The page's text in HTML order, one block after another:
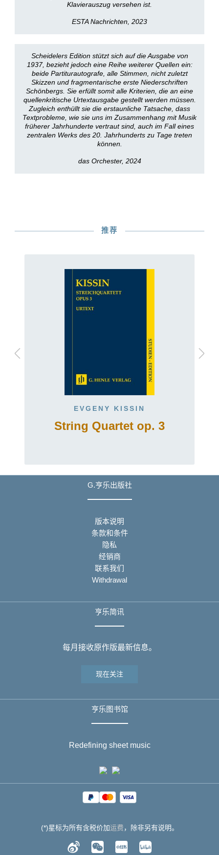
Klavierauszug versehen ist.
ESTA Nachrichten, 2023
Scheidelers Edition stützt sich auf die Ausgabe von
1937, bezieht jedoch eine Reihe weiterer Quellen ein:
beide Partiturautografe, alle Stimmen, nicht zuletzt
Skizzen und fragmentarische erste Niederschriften
Schönbergs. Sie erfüllt somit alle Kriterien, die an eine
quellenkritische Urtextausgabe gestellt werden müssen.
Zugleich enthüllt sie die erstaunliche Tatsache, dass
Textprobleme, wie sie uns im Zusammenhang mit Musik
früherer Jahrhunderte vertraut sind, auch im Fall eines
zentralen Werks des 20. Jahrhunderts zu Tage treten
können.
das Orchester, 2024
推荐
EVGENY KISSIN
String Quartet op. 3
G.亨乐出版社
版本说明
条款和条件
隐私
经销商
联系我们
Withdrawal
亨乐简讯
每月接收原作版最新信息。
现在关注
亨乐图书馆
Redefining sheet music
(*)星标为所有含税价加运费，除非另有说明。